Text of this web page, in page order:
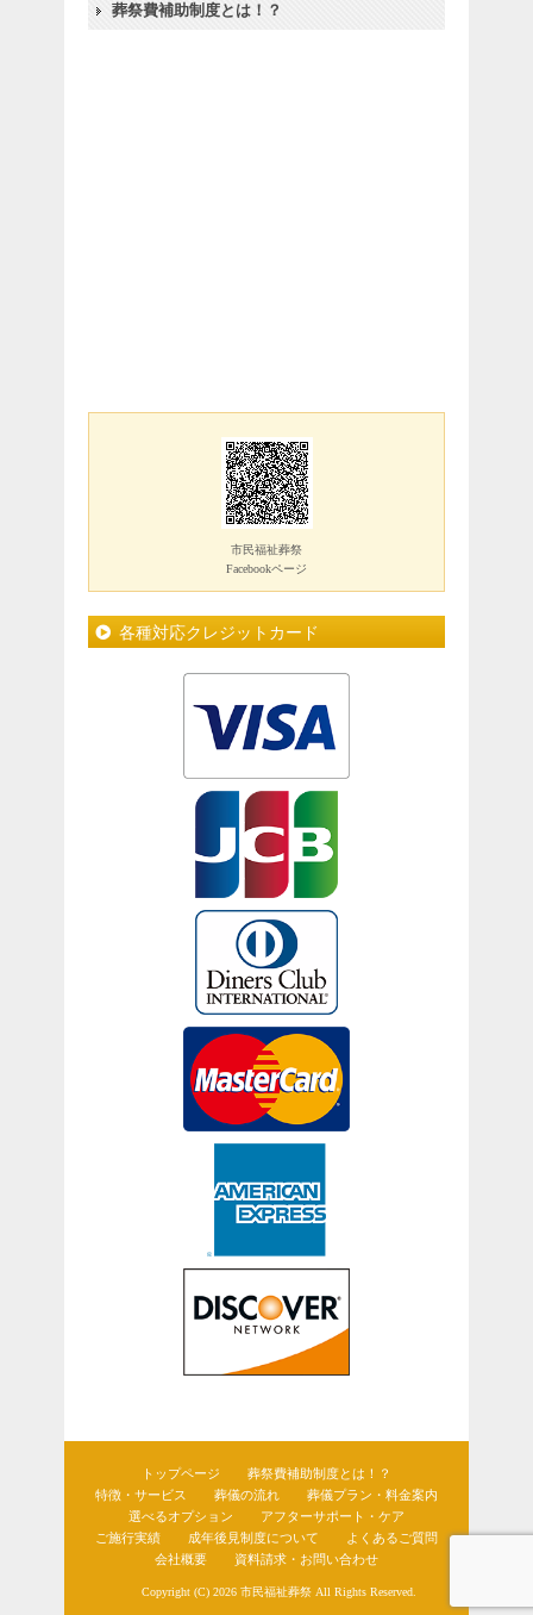
葬祭費補助制度とは！？
市民福祉葬祭
Facebookページ
各種対応クレジットカード
トップページ
葬祭費補助制度とは！？
特徴・サービス
葬儀の流れ
葬儀プラン・料金案内
選べるオプション
アフターサポート・ケア
ご施行実績
成年後見制度について
よくあるご質問
会社概要
資料請求・お問い合わせ
Copyright (C) 2026 市民福祉葬祭All Rights Reserved.